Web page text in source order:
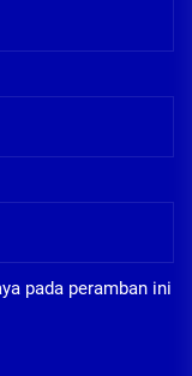
pada peramban ini